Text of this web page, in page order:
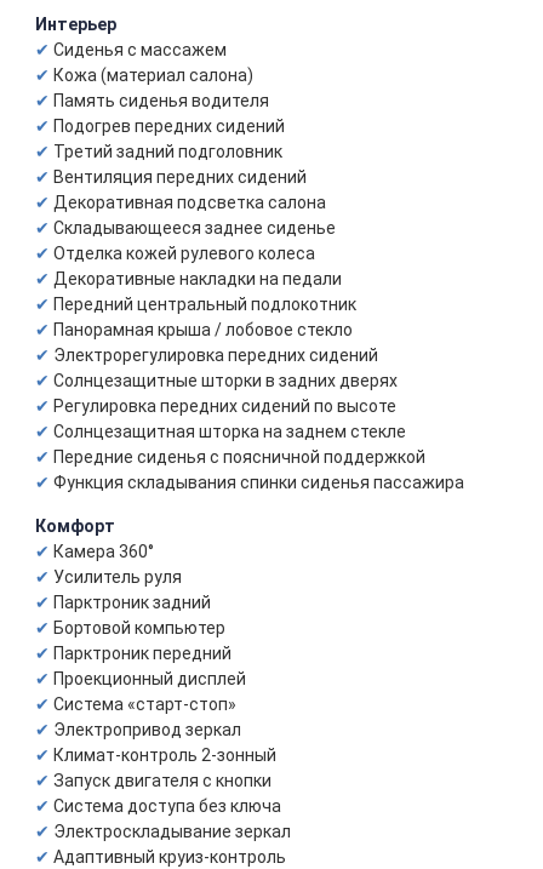
Интерьер
Сиденья с массажем
Кожа (материал салона)
Память сиденья водителя
Подогрев передних сидений
Третий задний подголовник
Вентиляция передних сидений
Декоративная подсветка салона
Складывающееся заднее сиденье
Отделка кожей рулевого колеса
Декоративные накладки на педали
Передний центральный подлокотник
Панорамная крыша / лобовое стекло
Электрорегулировка передних сидений
Солнцезащитные шторки в задних дверях
Регулировка передних сидений по высоте
Солнцезащитная шторка на заднем стекле
Передние сиденья с поясничной поддержкой
Функция складывания спинки сиденья пассажира
Комфорт
Камера 360°
Усилитель руля
Парктроник задний
Бортовой компьютер
Парктроник передний
Проекционный дисплей
Система «старт-стоп»
Электропривод зеркал
Климат-контроль 2-зонный
Запуск двигателя с кнопки
Система доступа без ключа
Электроскладывание зеркал
Адаптивный круиз-контроль